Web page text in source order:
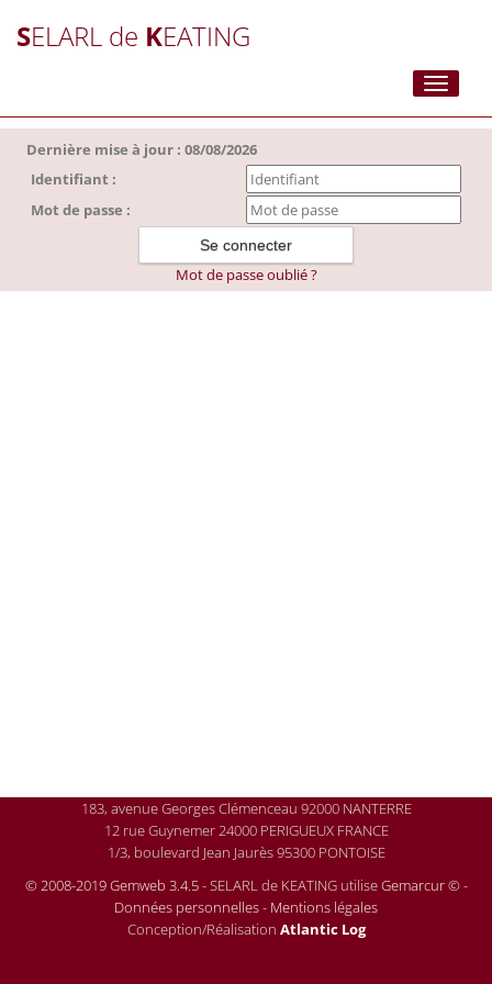
SELARL de KEATING
Toggle
Dernière mise à jour : 08/08/2026
Identifiant :
Mot de passe :
Mot de passe oublié ?
183, avenue Georges Clémenceau 92000 NANTERRE
12 rue Guynemer 24000 PERIGUEUX FRANCE
1/3, boulevard Jean Jaurès 95300 PONTOISE
© 2008-2019 Gemweb 3.4.5- SELARL de KEATING utiliseGemarcur ©-
Données personnelles- Mentions légales
Conception/Réalisation Atlantic Log